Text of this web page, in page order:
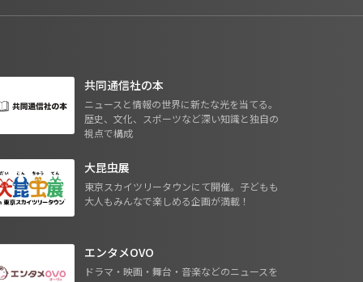
共同通信社の本
ニュースと情報の世界に新たな光を当てる。
歴史、文化、スポーツなど深い知識と独自の
視点で構成
大昆虫展
東京スカイツリータウンにて開催。子どもも
大人もみんなで楽しめる企画が満載！
エンタメOVO
ドラマ・映画・舞台・音楽などのニュースを